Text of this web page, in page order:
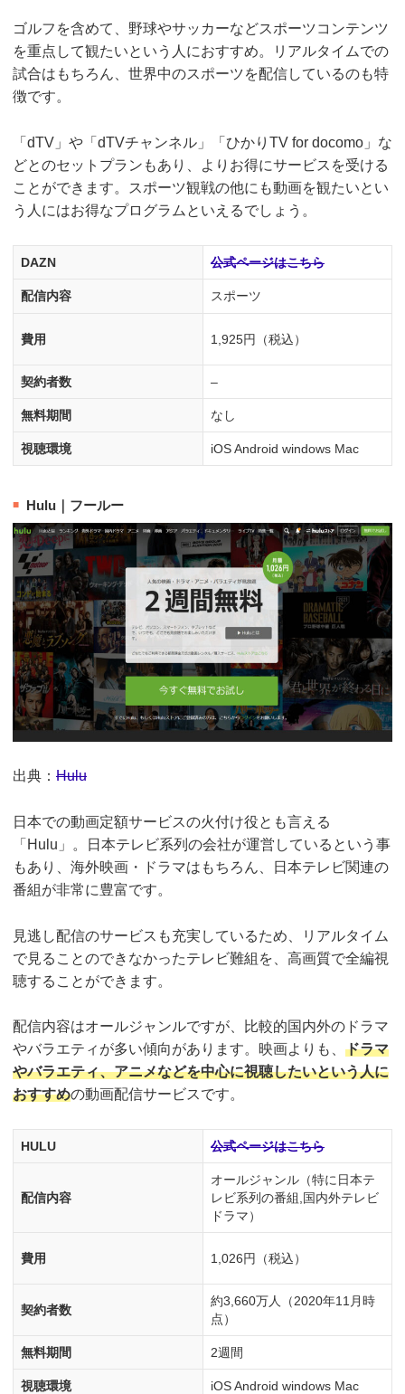
ゴルフを含めて、野球やサッカーなどスポーツコンテンツ
を重点して観たいという人におすすめ。リアルタイムでの
試合はもちろん、世界中のスポーツを配信しているのも特
徴です。
「dTV」や「dTVチャンネル」「ひかりTV for docomo」な
どとのセットプランもあり、よりお得にサービスを受ける
ことができます。スポーツ観戦の他にも動画を観たいとい
う人にはお得なプログラムといえるでしょう。
DAZN 公式ページはこちら
配信内容 スポーツ
費用 1,925円（税込）
契約者数 –
無料期間 なし
視聴環境 iOS Android windows Mac
Hulu｜フールー
出典： Hulu
日本での動画定額サービスの火付け役とも言える
「Hulu」。日本テレビ系列の会社が運営しているという事
もあり、海外映画・ドラマはもちろん、日本テレビ関連の
番組が非常に豊富です。
見逃し配信のサービスも充実しているため、リアルタイム
で見ることのできなかったテレビ難組を、高画質で全編視
聴することができます。
配信内容はオールジャンルですが、比較的国内外のドラマ
やバラエティが多い傾向があります。映画よりも、 ドラマ
やバラエティ、アニメなどを中心に視聴したいという人に
おすすめの動画配信サービスです。
HULU 公式ページはこちら
配信内容
オールジャンル（特に日本テ
レビ系列の番組,国内外テレビ
ドラマ）
費用 1,026円（税込）
契約者数
約3,660万人（2020年11月時
点）
無料期間 2週間
視聴環境 iOS Android windows Mac